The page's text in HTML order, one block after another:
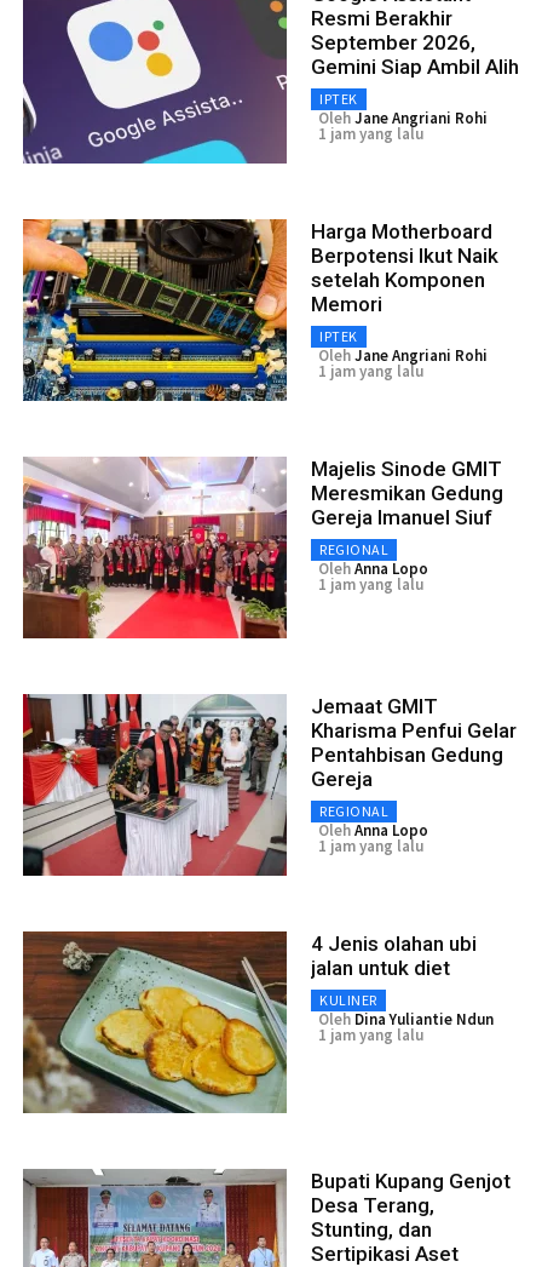
Resmi Berakhir
September 2026,
Gemini Siap Ambil Alih
IPTEK
OlehJane Angriani Rohi
1 jam yang lalu
Harga Motherboard
Berpotensi Ikut Naik
setelah Komponen
Memori
IPTEK
OlehJane Angriani Rohi
1 jam yang lalu
Majelis Sinode GMIT
Meresmikan Gedung
Gereja Imanuel Siuf
REGIONAL
OlehAnna Lopo
1 jam yang lalu
Jemaat GMIT
Kharisma Penfui Gelar
Pentahbisan Gedung
Gereja
REGIONAL
OlehAnna Lopo
1 jam yang lalu
4 Jenis olahan ubi
jalan untuk diet
KULINER
Oleh Dina Yuliantie Ndun
1 jam yang lalu
Bupati Kupang Genjot
Desa Terang,
Stunting, dan
Sertipikasi Aset